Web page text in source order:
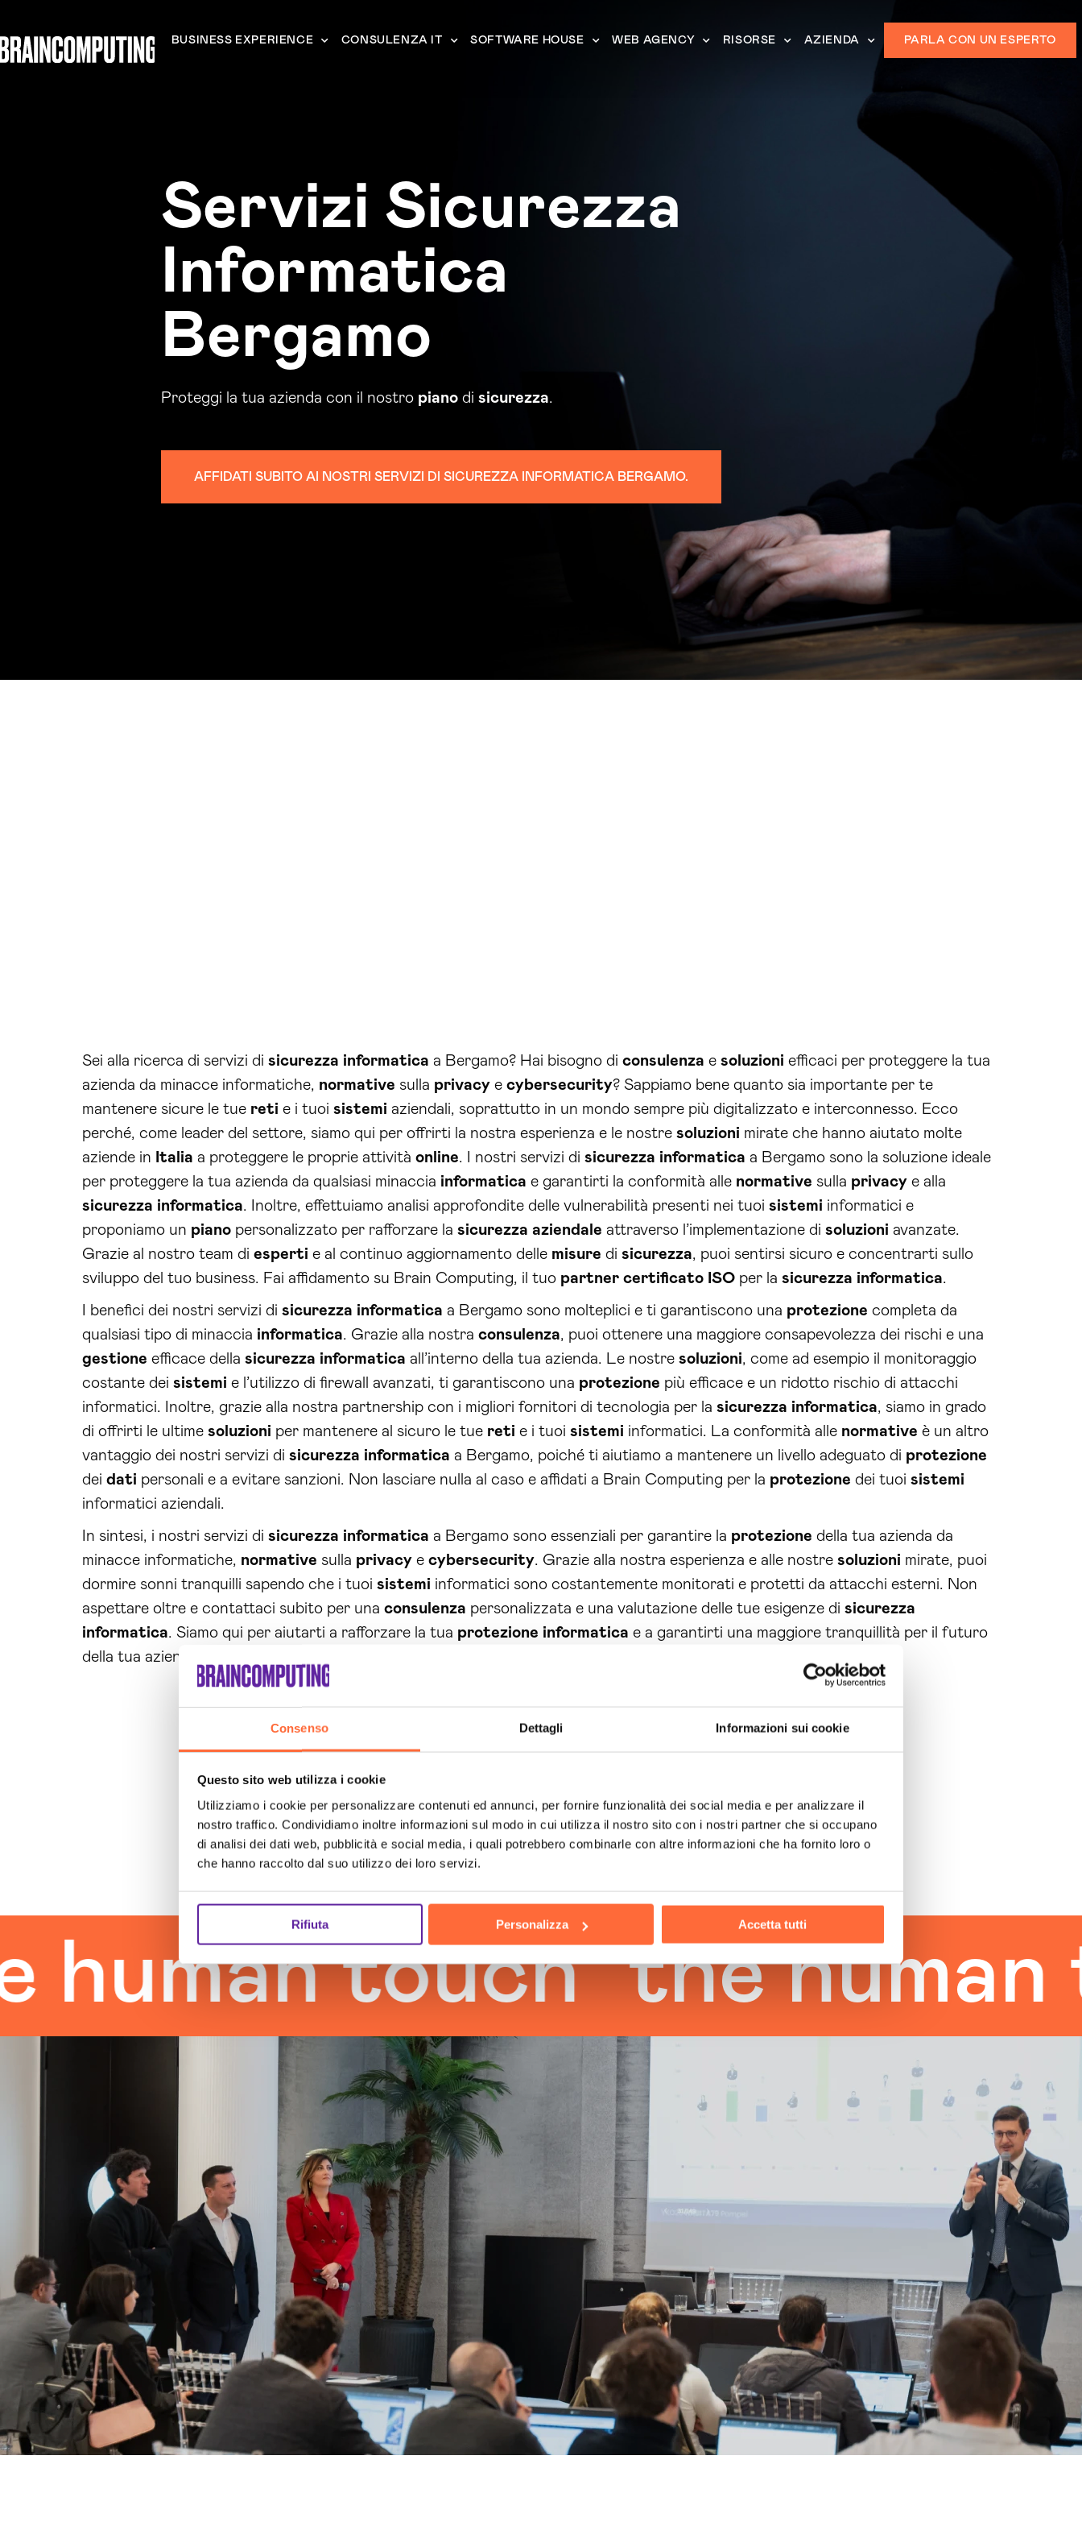
Consenso Dettagli Informazioni sui cookie
Questo sito web utilizza i cookie
Utilizziamo i cookie per personalizzare contenuti ed annunci, per fornire funzionalità dei social media e per analizzare il
nostro traffico. Condividiamo inoltre informazioni sul modo in cui utilizza il nostro sito con i nostri partner che si occupano
di analisi dei dati web, pubblicità e social media, i quali potrebbero combinarle con altre informazioni che ha fornito loro o
che hanno raccolto dal suo utilizzo dei loro servizi.
Rifiuta Personalizza Accetta tutti
BUSINESS EXPERIENCE CONSULENZA IT SOFTWARE HOUSE WEB AGENCY RISORSE AZIENDA PARLA CON UN ESPERTO
Servizi Sicurezza
Informatica
Bergamo
Proteggi la tua azienda con il nostro piano di sicurezza.
AFFIDATI SUBITO AI NOSTRI SERVIZI DI SICUREZZA INFORMATICA BERGAMO.
Sei alla ricerca di servizi di sicurezza informatica a Bergamo? Hai bisogno di consulenza e soluzioni efficaci per proteggere la tua
azienda da minacce informatiche, normative sulla privacy e cybersecurity? Sappiamo bene quanto sia importante per te
mantenere sicure le tue reti e i tuoi sistemi aziendali, soprattutto in un mondo sempre più digitalizzato e interconnesso. Ecco
perché, come leader del settore, siamo qui per offrirti la nostra esperienza e le nostre soluzioni mirate che hanno aiutato molte
aziende in Italia a proteggere le proprie attività online. I nostri servizi di sicurezza informatica a Bergamo sono la soluzione ideale
per proteggere la tua azienda da qualsiasi minaccia informatica e garantirti la conformità alle normative sulla privacy e alla
sicurezza informatica. Inoltre, effettuiamo analisi approfondite delle vulnerabilità presenti nei tuoi sistemi informatici e
proponiamo un piano personalizzato per rafforzare la sicurezza aziendale attraverso l’implementazione di soluzioni avanzate.
Grazie al nostro team di esperti e al continuo aggiornamento delle misure di sicurezza, puoi sentirsi sicuro e concentrarti sullo
sviluppo del tuo business. Fai affidamento su Brain Computing, il tuo partner certificato ISO per la sicurezza informatica.
I benefici dei nostri servizi di sicurezza informatica a Bergamo sono molteplici e ti garantiscono una protezione completa da
qualsiasi tipo di minaccia informatica. Grazie alla nostra consulenza, puoi ottenere una maggiore consapevolezza dei rischi e una
gestione efficace della sicurezza informatica all’interno della tua azienda. Le nostre soluzioni, come ad esempio il monitoraggio
costante dei sistemi e l’utilizzo di firewall avanzati, ti garantiscono una protezione più efficace e un ridotto rischio di attacchi
informatici. Inoltre, grazie alla nostra partnership con i migliori fornitori di tecnologia per la sicurezza informatica, siamo in grado
di offrirti le ultime soluzioni per mantenere al sicuro le tue reti e i tuoi sistemi informatici. La conformità alle normative è un altro
vantaggio dei nostri servizi di sicurezza informatica a Bergamo, poiché ti aiutiamo a mantenere un livello adeguato di protezione
dei dati personali e a evitare sanzioni. Non lasciare nulla al caso e affidati a Brain Computing per la protezione dei tuoi sistemi
informatici aziendali.
In sintesi, i nostri servizi di sicurezza informatica a Bergamo sono essenziali per garantire la protezione della tua azienda da
minacce informatiche, normative sulla privacy e cybersecurity. Grazie alla nostra esperienza e alle nostre soluzioni mirate, puoi
dormire sonni tranquilli sapendo che i tuoi sistemi informatici sono costantemente monitorati e protetti da attacchi esterni. Non
aspettare oltre e contattaci subito per una consulenza personalizzata e una valutazione delle tue esigenze di sicurezza
informatica. Siamo qui per aiutarti a rafforzare la tua protezione informatica e a garantirti una maggiore tranquillità per il futuro
della tua azienda.
touch the human